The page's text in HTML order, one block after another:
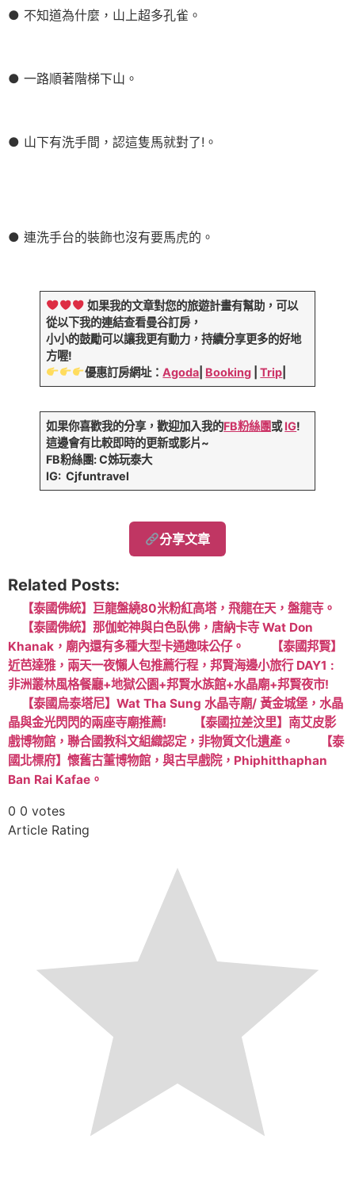
● 不知道為什麼，山上超多孔雀。
● 一路順著階梯下山。
● 山下有洗手間，認這隻馬就對了!。
● 連洗手台的裝飾也沒有要馬虎的。
如果我的文章對您的旅遊計畫有幫助，可以
從以下我的連結查看曼谷訂房，
小小的鼓勵可以讓我更有動力，持續分享更多的好地
方喔!
優惠訂房網址：Agoda Booking |Trip
如果你喜歡我的分享，歡迎加入我的FB粉絲團或IG!
這邊會有比較即時的更新或影片~
FB粉絲團: C姊玩泰大
IG: Cjfuntravel
分享文章
Related Posts:
【泰國佛統】巨龍盤繞80米粉紅高塔，飛龍在天，盤龍寺。
【泰國佛統】那伽蛇神與白色臥佛，唐納卡寺 Wat Don
Khanak，廟內還有多種大型卡通趣味公仔。
【泰國邦賢】
近芭達雅，兩天一夜懶人包推薦行程，邦賢海邊小旅行 DAY1 :
非洲叢林風格餐廳+地獄公園+邦賢水族館+水晶廟+邦賢夜市!
【泰國烏泰塔尼】Wat Tha Sung 水晶寺廟/ 黃金城堡，水晶
晶與金光閃閃的兩座寺廟推薦!
【泰國拉差汶里】南艾皮影
戲博物館，聯合國教科文組織認定，非物質文化遺產。
【泰
國北標府】懷舊古董博物館，與古早戲院，Phiphitthaphan
Ban Rai Kafae。
0 0 votes
Article Rating